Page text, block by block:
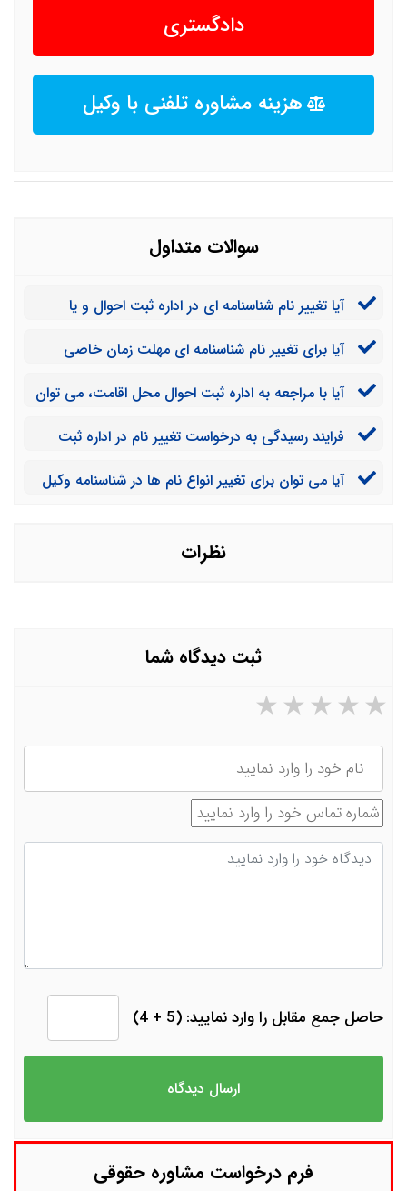
دادگستری
هزینه مشاوره تلفنی با وکیل
سوالات متداول
آیا تغییر نام شناسنامه ای در اداره ثبت احوال و یا
آیا برای تغییر نام شناسنامه ای مهلت زمان خاصی
آیا با مراجعه به اداره ثبت احوال محل اقامت، می توان
فرایند رسیدگی به درخواست تغییر نام در اداره ثبت
آیا می توان برای تغییر انواع نام ها در شناسنامه وکیل
نظرات
ثبت دیدگاه شما
۵ ستاره از ۵ ۴ ستاره از ۵ ۳ ستاره از ۵ ۲ ستاره از ۵ ۱ ستاره از ۵
نام
شماره تماس
دیدگاه
حاصل جمع مقابل را وارد نمایید: (5 + 4)
فرم درخواست مشاوره حقوقی